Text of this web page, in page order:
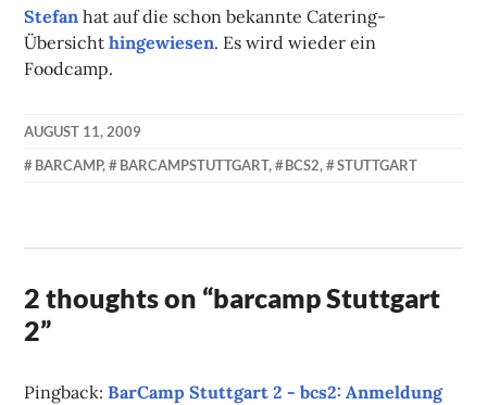
Stefan hat auf die schon bekannte Catering-
Übersichthingewiesen. Es wird wieder ein
Foodcamp.
AUGUST 11, 2009
KAIBARCAMP, BARCAMPSTUTTGART, BCS2, STUTTGART
2 thoughts on “barcamp Stuttgart
2”
Pingback:BarCamp Stuttgart 2 - bcs2: Anmeldung